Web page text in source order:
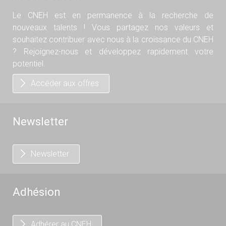
Le CNEH est en permanence à la recherche de
nouveaux talents ! Vous partagez nos valeurs et
souhaitez contribuer avec nous à la croissance du CNEH
? Rejoignez-nous et développez rapidement votre
potentiel.
Accéder aux offres
Newsletter
Newsletter
Adhésion